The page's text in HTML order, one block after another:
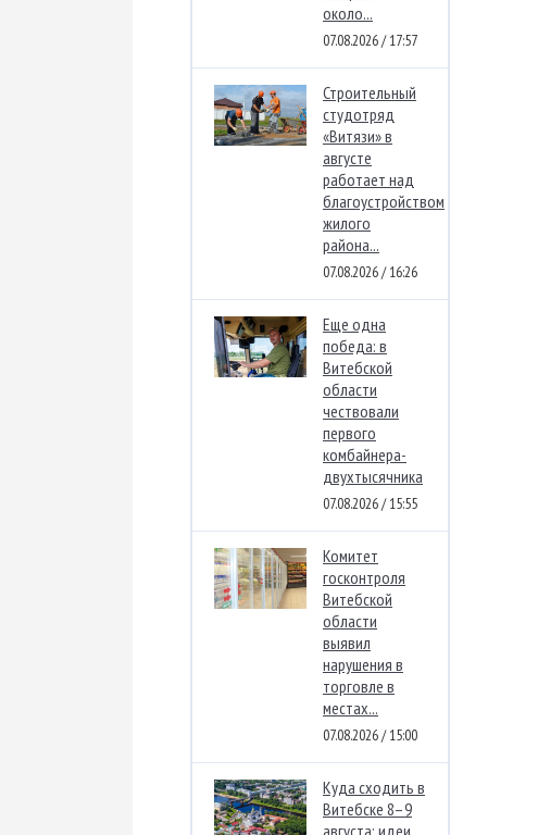
около...
07.08.2026 / 17:57
Строительный
студотряд
«Витязи» в
августе
работает над
благоустройством
жилого
района...
07.08.2026 / 16:26
Еще одна
победа: в
Витебской
области
чествовали
первого
комбайнера-
двухтысячника
07.08.2026 / 15:55
Комитет
госконтроля
Витебской
области
выявил
нарушения в
торговле в
местах...
07.08.2026 / 15:00
Куда сходить в
Витебске 8–9
августа: идеи